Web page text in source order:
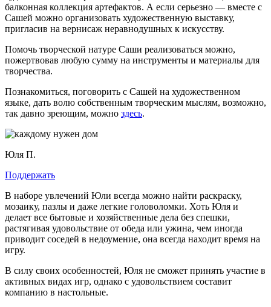
балконная коллекция артефактов. А если серьезно — вместе с
Сашей можно организовать художественную выставку,
пригласив на вернисаж неравнодушных к искусству.
Помочь творческой натуре Саши реализоваться можно,
пожертвовав любую сумму на инструменты и материалы для
творчества.
Познакомиться, поговорить с Сашей на художественном
языке, дать волю собственным творческим мыслям, возможно,
так давно зреющим, можно здесь.
Юля П.
Поддержать
В наборе увлечений Юли всегда можно найти раскраску,
мозаику, пазлы и даже легкие головоломки. Хоть Юля и
делает все бытовые и хозяйственные дела без спешки,
растягивая удовольствие от обеда или ужина, чем иногда
приводит соседей в недоумение, она всегда находит время на
игру.
В силу своих особенностей, Юля не сможет принять участие в
активных видах игр, однако с удовольствием составит
компанию в настольные.